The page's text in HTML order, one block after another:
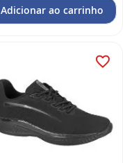
Adicionar ao carrinho